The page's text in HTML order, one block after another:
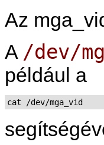
Az
A /dev/
például a
cat /dev/mga_vid